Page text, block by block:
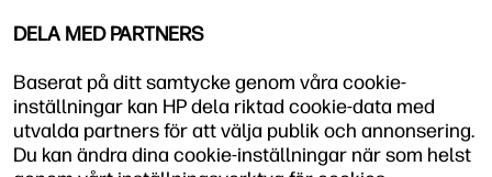
DELA MED PARTNERS
Baserat på ditt samtycke genom våra cookie-
inställningar kan HP dela riktad cookie-data med
utvalda partners för att välja publik och annonsering.
Du kan ändra dina cookie-inställningar när som helst